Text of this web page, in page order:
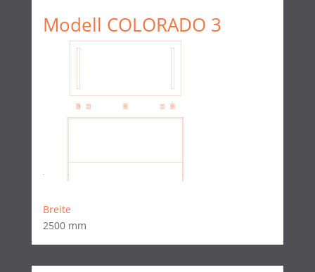
Modell COLORADO 3
Breite
2500 mm